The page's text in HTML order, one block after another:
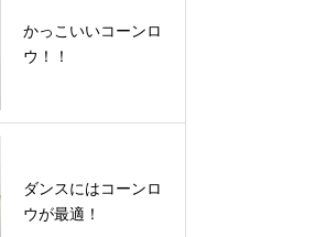
かっこいいコーンロ
ウ！！
ダンスにはコーンロ
ウが最適！